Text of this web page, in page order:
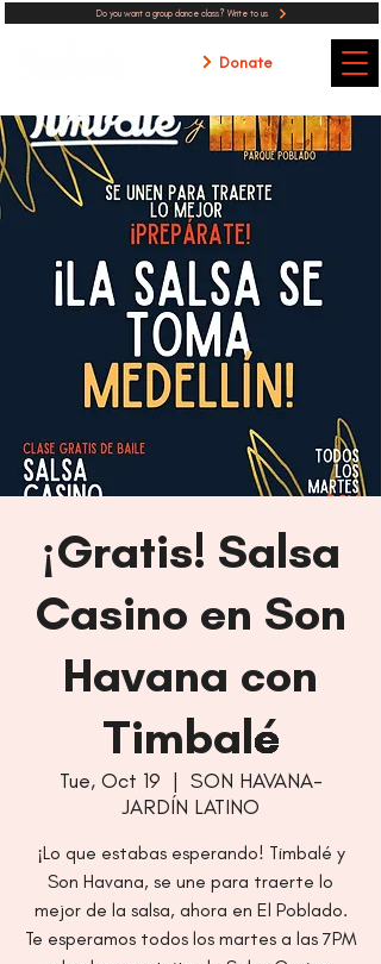
Do you want a group dance class? Write to us
Donate
¡Gratis! Salsa
Casino en Son
Havana con
Timbalé
Tue, Oct 19
  |
SON HAVANA-
JARDÍN LATINO
¡Lo que estabas esperando! Timbalé y
Son Havana, se une para traerte lo
mejor de la salsa, ahora en El Poblado.
Te esperamos todos los martes a las 7PM